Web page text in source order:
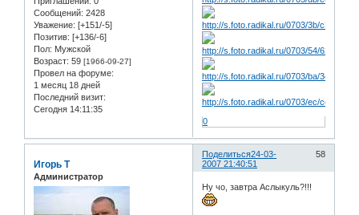
Сообщений: 2428
Уважение: [+151/-5]
Позитив: [+136/-6]
Пол: Мужской
Возраст: 59 [1966-09-27]
Провел на форуме:
1 месяц 18 дней
Последний визит:
Сегодня 14:11:35
0
Поделиться 58
24-03-
2007 21:40:51
Игорь Т
Администратор
Ну чо, завтра Аслыкуль?!!!